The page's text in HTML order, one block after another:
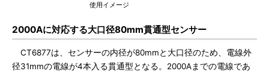
使用イメージ
2000Aに対応する大口径80mm貫通型センサー
CT6877は、センサーの内径が80mmと大口径のため、電線外
径31mmの電線が4本入る貫通型となる。2000Aまでの電線であ